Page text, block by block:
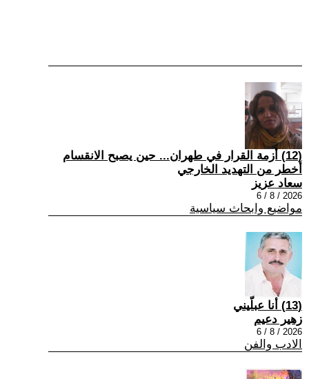
(12) أزمة القرار في طهران... حين يصبح الانقسام
أخطر من التهديد الخارجي
سعاد عزيز
2026 / 8 / 6
مواضيع وابحاث سياسية
(13) أنا عبلّيني
زهير دعيم
2026 / 8 / 6
الادب والفن